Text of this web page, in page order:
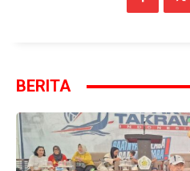
BERITA